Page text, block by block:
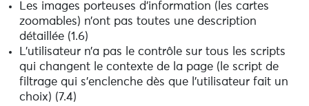
Les images porteuses d’information (les cartes
zoomables) n’ont pas toutes une description
détaillée (1.6)
L’utilisateur n’a pas le contrôle sur tous les scripts
qui changent le contexte de la page (le script de
filtrage qui s’enclenche dès que l’utilisateur fait un
choix) (7.4)